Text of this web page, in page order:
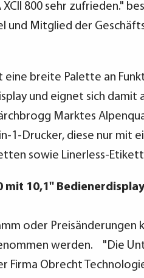
XCII 800 sehr zufrieden."
und Mitglied der
eine breite Palette an
und eignet sich damit
Marktes
1-Drucker, diese nur mit
sowie Linerless-
mit 10,1''
oder Preisänderungen
werden. "Die
Firma Obrecht